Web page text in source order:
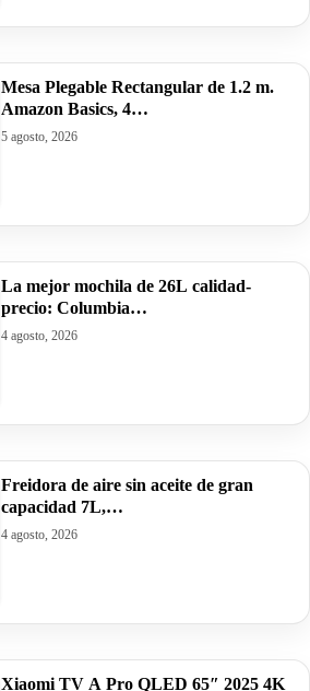
Mesa Plegable Rectangular de 1.2 m.
Amazon Basics, 4…
5 agosto, 2026
La mejor mochila de 26L calidad-
precio: Columbia…
4 agosto, 2026
Freidora de aire sin aceite de gran
capacidad 7L,…
4 agosto, 2026
Xiaomi TV A Pro QLED 65″ 2025 4K